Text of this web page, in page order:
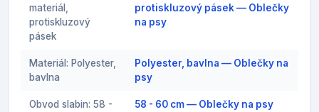
materiál,
protiskluzový
pásek
protiskluzový pásek — Oblečky
na psy
Materiál: Polyester,
bavlna
Polyester, bavlna — Oblečky na
psy
Obvod slabin: 58 -
58 - 60 cm — Oblečky na psy